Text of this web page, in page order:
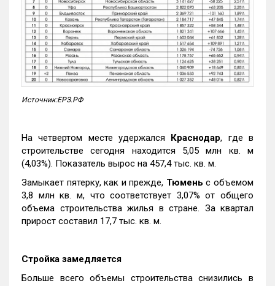
Источник:ЕРЗ.РФ
На четвертом месте удержался Краснодар, где в
строительстве сегодня находится 5,05 млн кв. м
(4,03%). Показатель вырос на 457,4 тыс. кв. м.
Замыкает пятерку, как и прежде, Тюмень с объемом
3,8 млн кв. м, что соответствует 3,07% от общего
объема строительства жилья в стране. За квартал
прирост составил 17,7 тыс. кв. м.
Стройка замедляется
Больше всего объемы строительства снизились в